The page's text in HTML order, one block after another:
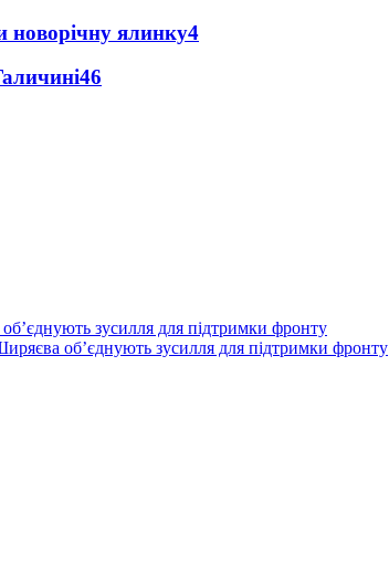
новорічну ялинку4
46
об’єднують зусилля для підтримки фронту